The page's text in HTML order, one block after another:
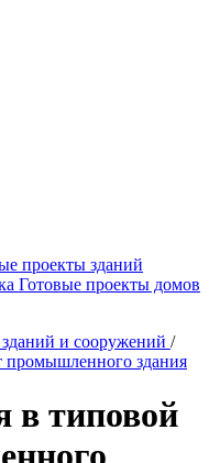
проекты зданий
Готовые проекты домов
и сооружений /
промышленного здания
в типовой